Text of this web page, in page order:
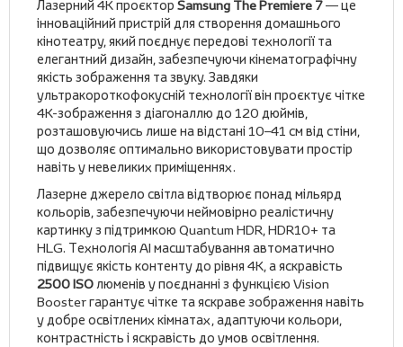
Лазерний 4K проєктор Samsung The Premiere 7— це
інноваційний пристрій для створення домашнього
кінотеатру, який поєднує передові технології та
елегантний дизайн, забезпечуючи кінематографічну
якість зображення та звуку. Завдяки
ультракороткофокусній технології він проєктує чітке
4K-зображення з діагоналлю до 120 дюймів,
розташовуючись лише на відстані 10–41 см від стіни,
що дозволяє оптимально використовувати простір
навіть у невеликих приміщеннях.
Лазерне джерело світла відтворює понад мільярд
кольорів, забезпечуючи неймовірно реалістичну
картинку з підтримкою Quantum HDR, HDR10+ та
HLG. Технологія AI масштабування автоматично
підвищує якість контенту до рівня 4K, а яскравість
2500 ISOлюменів у поєднанні з функцією Vision
Booster гарантує чітке та яскраве зображення навіть
у добре освітлених кімнатах, адаптуючи кольори,
контрастність і яскравість до умов освітлення.